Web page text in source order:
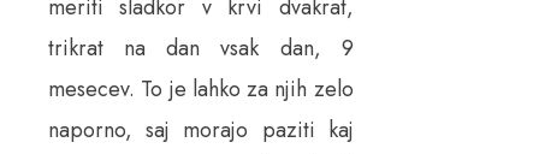
meriti sladkor v krvi dvakrat,
trikrat na dan vsak dan, 9
mesecev. To je lahko za njih zelo
naporno, saj morajo paziti kaj